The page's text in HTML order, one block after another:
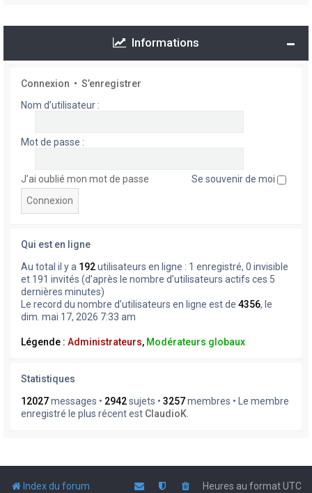
Informations
Connexion • S’enregistrer
Nom d’utilisateur :
Mot de passe :
J’ai oublié mon mot de passe Se souvenir de moi
Qui est en ligne
Au total il y a 192utilisateurs en ligne : 1 enregistré, 0 invisible
et 191 invités (d’après le nombre d’utilisateurs actifs ces 5
dernières minutes)
Le record du nombre d’utilisateurs en ligne est de 4356, le
dim. mai 17, 2026 7:33 am
Légende : Administrateurs, Modérateurs globaux
Statistiques
12027messages • 2942sujets • 3257membres • Le membre
enregistré le plus récent est ClaudioK
Index du forum Heures au formatUTC